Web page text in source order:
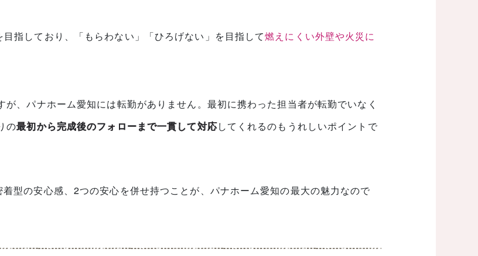
指しており、「もらわない」「ひろげない」を目指して燃えにくい外壁や火災に
、パナホーム愛知には転勤がありません。最初に携わった担当者が転勤でいなく
の最初から完成後のフォローまで一貫して対応してくれるのもうれしいポイントで
型の安心感、2つの安心を併せ持つことが、パナホーム愛知の最大の魅力なので